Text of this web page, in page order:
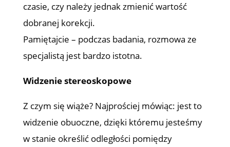
czasie, czy należy jednak zmienić wartość
dobranej korekcji.
Pamiętajcie – podczas badania, rozmowa ze
specjalistą jest bardzo istotna.
Widzenie stereoskopowe
Z czym się wiąże? Najprościej mówiąc: jest to
widzenie obuoczne, dzięki któremu jesteśmy
w stanie określić odległości pomiędzy